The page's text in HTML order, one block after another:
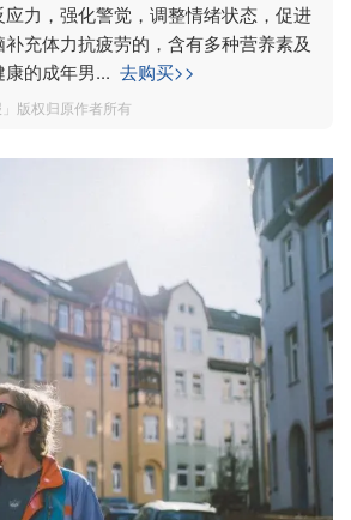
力，强化警觉，调整情绪状态，促进
充体力抗疲劳的，含有多种营养素及
的成年男... 去购买>>
版权归原作者所有